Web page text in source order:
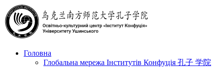
Головна
Глобальна мережа Інститутів Конфуція 孔子 学院